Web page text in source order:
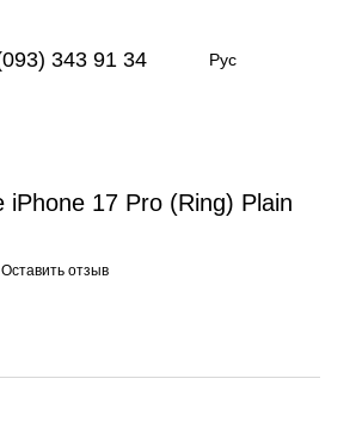
343 91 34 Рус
17 Pro (Ring) Plain
Оставить отзыв